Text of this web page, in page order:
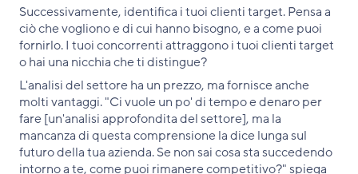
Successivamente, identifica i tuoi clienti target. Pensa a
ciò che vogliono e di cui hanno bisogno, e a come puoi
fornirlo. I tuoi concorrenti attraggono i tuoi clienti target
o hai una nicchia che ti distingue?
L'analisi del settore ha un prezzo, ma fornisce anche
molti vantaggi. "Ci vuole un po' di tempo e denaro per
fare [un'analisi approfondita del settore], ma la
mancanza di questa comprensione la dice lunga sul
futuro della tua azienda. Se non sai cosa sta succedendo
intorno a te, come puoi rimanere competitivo?" spiega